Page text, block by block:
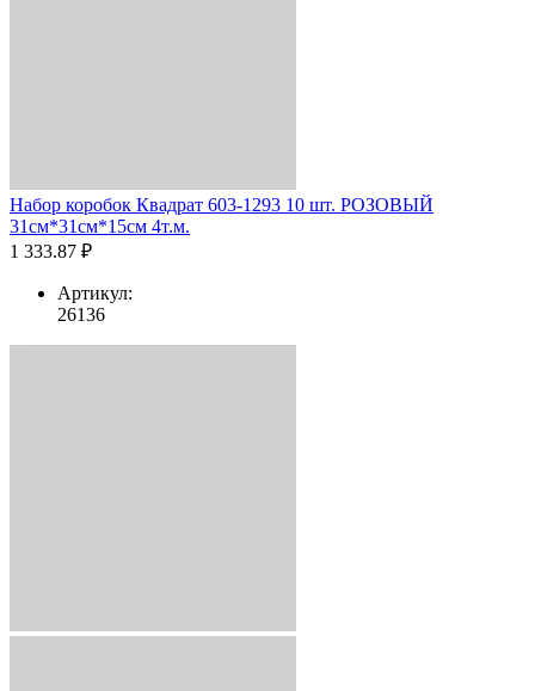
Набор коробок Квадрат 603-1293 10 шт. РОЗОВЫЙ
31см*31см*15см 4т.м.
1 333.87 ₽
Артикул:
26136